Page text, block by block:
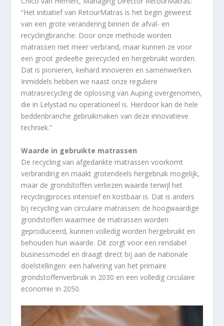
“Het initiatief van RetourMatras is het begin geweest
van een grote verandering binnen de afval- en
recyclingbranche. Door onze methode worden
matrassen niet meer verbrand, maar kunnen ze voor
een groot gedeelte gerecycled en hergebruikt worden.
Dat is pionieren, keihard innoveren en samenwerken.
Inmiddels hebben we naast onze reguliere
matrasrecycling de oplossing van Auping overgenomen,
die in Lelystad nu operationeel is. Hierdoor kan de hele
beddenbranche gebruikmaken van deze innovatieve
techniek.”
Waarde in gebruikte matrassen
De recycling van afgedankte matrassen voorkomt
verbranding en maakt grotendeels hergebruik mogelijk,
maar de grondstoffen verliezen waarde terwijl het
recyclingproces intensief en kostbaar is. Dat is anders
bij recycling van circulaire matrassen: de hoogwaardige
grondstoffen waarmee de matrassen worden
geproduceerd, kunnen volledig worden hergebruikt en
behouden hun waarde. Dit zorgt voor een rendabel
businessmodel en draagt direct bij aan de nationale
doelstellingen: een halvering van het primaire
grondstoffenverbruik in 2030 en een volledig circulaire
economie in 2050.